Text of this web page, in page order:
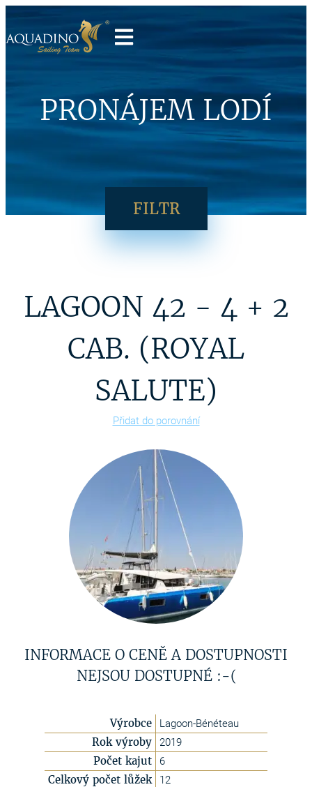
PRONÁJEM LODÍ
FILTR
LAGOON 42 - 4 + 2
CAB. (ROYAL
SALUTE)
Přidat do porovnání
INFORMACE O CENĚ A DOSTUPNOSTI
NEJSOU DOSTUPNÉ :-(
Výrobce Lagoon-Bénéteau
Rok výroby 2019
Počet kajut 6
Celkový počet lůžek 12